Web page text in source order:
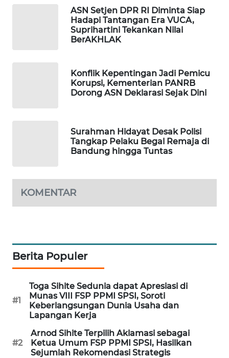
ASN Setjen DPR RI Diminta Siap
Hadapi Tantangan Era VUCA,
Suprihartini Tekankan Nilai
BerAKHLAK
Konflik Kepentingan Jadi Pemicu
Korupsi, Kementerian PANRB
Dorong ASN Deklarasi Sejak Dini
Surahman Hidayat Desak Polisi
Tangkap Pelaku Begal Remaja di
Bandung hingga Tuntas
KOMENTAR
Berita Populer
#1
Toga Sihite Sedunia dapat Apresiasi di
Munas VIII FSP PPMI SPSI, Soroti
Keberlangsungan Dunia Usaha dan
Lapangan Kerja
#2
Arnod Sihite Terpilih Aklamasi sebagai
Ketua Umum FSP PPMI SPSI, Hasilkan
Sejumlah Rekomendasi Strategis
KONSUMEN
MAWAKA
NET
PLN
WATCH
LPKKI
LKKI
KOPEKLIN
PORTAL
KONSUMEN